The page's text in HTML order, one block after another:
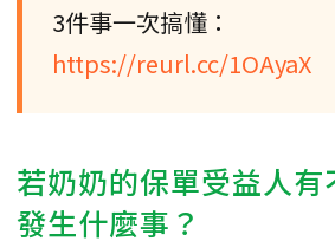
3件事一次搞懂：
https://reurl.cc/1OAyaX
若奶奶的保單受益人
發生什麼事？